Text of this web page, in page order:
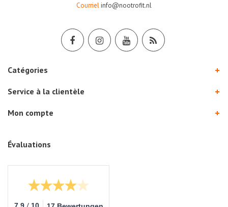
Courrielinfo@nootrofit.nl
Catégories
Service à la clientèle
Mon compte
Évaluations